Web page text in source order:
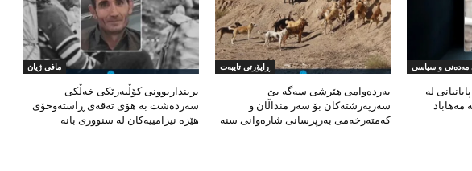
مەدەنی و سیاسی
لە
مەهاباد
ڕاپۆرتی تایبەت
بەردەوامی هێرشی سەگە بێ
سەرپەرشتەکان بۆ سەر منداڵان و
کەمتەرخەمی بەرپرسانی شارەوانی سنە
مافی ژیان
برینداربوونی کۆڵبەرێکی خەڵکی
سەردەشت بە هۆی تەقەی ڕاستەوخۆی
هێزە نیزامییەکان لە سنووری بانە